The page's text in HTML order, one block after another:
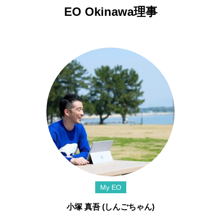
EO Okinawa理事
My EO
小塚 真吾 (しんごちゃん)